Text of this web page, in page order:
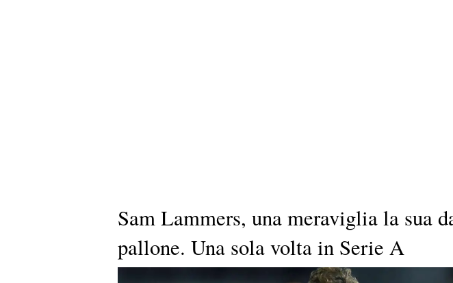
Sam Lammers, una meraviglia la sua
pallone. Una sola volta in Serie A